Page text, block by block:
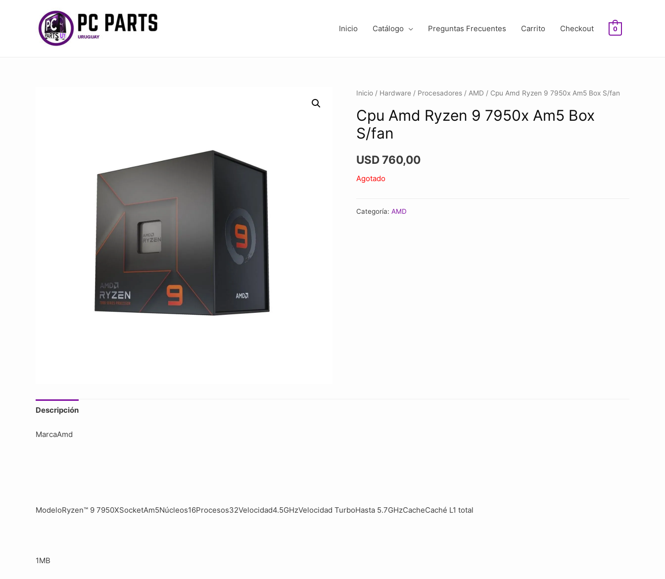
Inicio Catálogo Preguntas Frecuentes Carrito Checkout 0
Inicio / Hardware / Procesadores / AMD / Cpu Amd Ryzen 9 7950x Am5 Box S/fan
Cpu Amd Ryzen 9 7950x Am5 Box
S/fan
USD760,00
Agotado
Categoría: AMD
Descripción
MarcaAmd
ModeloRyzen™ 9 7950XSocketAm5Núcleos16Procesos32Velocidad4.5GHzVelocidad TurboHasta 5.7GHzCacheCaché L1 total
1MB